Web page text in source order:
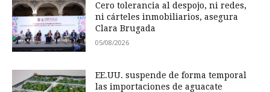
Cero tolerancia al despojo, ni redes,
ni cárteles inmobiliarios, asegura
Clara Brugada
05/08/2026
EE.UU. suspende de forma temporal
las importaciones de aguacate